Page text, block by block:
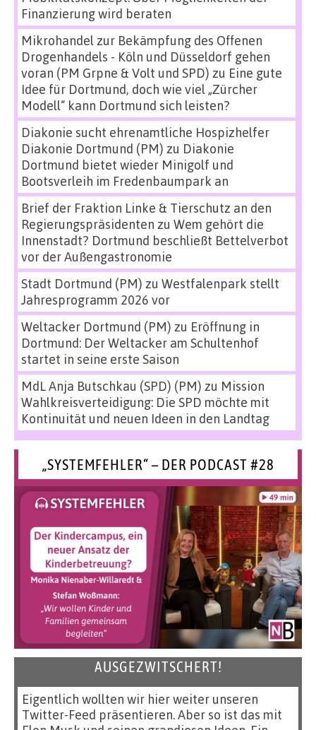
Finanzierung wird beraten
Mikrohandel zur Bekämpfung des Offenen
Drogenhandels - Köln und Düsseldorf gehen
voran (PM Grpne & Volt und SPD) zu Eine gute
Idee für Dortmund, doch wie viel „Zürcher
Modell“ kann Dortmund sich leisten?
Diakonie sucht ehrenamtliche Hospizhelfer
Diakonie Dortmund (PM) zu Diakonie
Dortmund bietet wieder Minigolf und
Bootsverleih im Fredenbaumpark an
Brief der Fraktion Linke & Tierschutz an den
Regierungspräsidenten zu Wem gehört die
Innenstadt? Dortmund beschließt Bettelverbot
vor der Außengastronomie
Stadt Dortmund (PM) zu Westfalenpark stellt
Jahresprogramm 2026 vor
Weltacker Dortmund (PM) zu Eröffnung in
Dortmund: Der Weltacker am Schultenhof
startet in seine erste Saison
MdL Anja Butschkau (SPD) (PM) zu Mission
Wahlkreisverteidigung: Die SPD möchte mit
Kontinuität und neuen Ideen in den Landtag
„SYSTEMFEHLER“ – DER PODCAST #28
AUSGEZWITSCHERT!
Eigentlich wollten wir hier weiter unseren
Twitter-Feed präsentieren. Aber so ist das mit